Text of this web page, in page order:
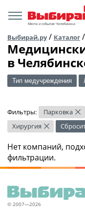
Места и события Челябинска
Выбирай.ру/ Каталог /
в
Тип медучреждения
Фильтры: Парковка ×
Хирургия ×
Нет компаний,
фильтрации.
© 2007—2026